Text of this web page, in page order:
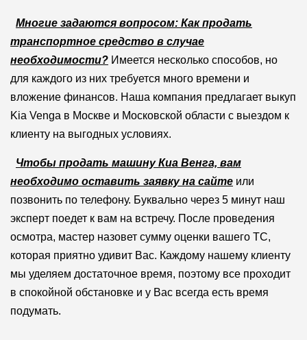
Многие задаются вопросом: Как продать
транспортное средство в случае
необходимости?Имеется несколько способов, но
для каждого из них требуется много времени и
вложение финансов. Наша компания предлагает выкуп
Kia Venga в Москве и Московской области с выездом к
клиенту на выгодных условиях.
Чтобы продать машину Киа Венга, вам
необходимо оставить заявку на сайтеили
позвонить по телефону. Буквально через 5 минут наш
эксперт поедет к вам на встречу. После проведения
осмотра, мастер назовет сумму оценки вашего ТС,
которая приятно удивит Вас. Каждому нашему клиенту
мы уделяем достаточное время, поэтому все проходит
в спокойной обстановке и у Вас всегда есть время
подумать.